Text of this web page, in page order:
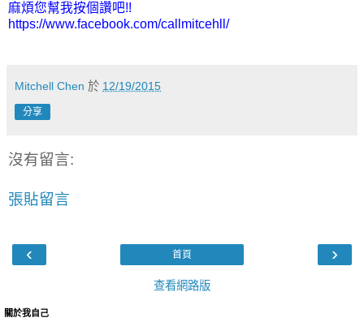
麻煩您幫我按個讚吧!!
https://www.facebook.com/callmitcehll/
Mitchell Chen 於 12/19/2015
分享
沒有留言:
張貼留言
‹ ›
首頁
查看網路版
關於我自己